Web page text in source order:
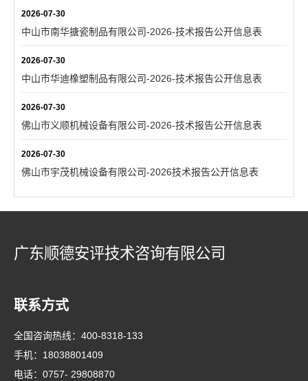
2026-07-30
中山市南华搪瓷制品有限公司-2026-技术报告公开信息表
2026-07-30
中山市华迪橡塑制品有限公司-2026-技术报告公开信息表
2026-07-30
佛山市义顺机械设备有限公司-2026-技术报告公开信息表
2026-07-30
佛山市宇茂机械设备有限公司-2026技术报告公开信息表
广东顺德安评技术咨询有限公司
联系方式
全国咨询热线： 400-8318-133
手机： 18038801409
电话： 0757- 29808870